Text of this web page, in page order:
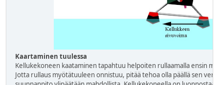
Kaartaminen tuulessa
Kellukekoneen kaataminen tapahtuu helpoiten rullaamalla ensin
Jotta rullaus myötätuuleen onnistuu, pitää tehoa olla päällä sen